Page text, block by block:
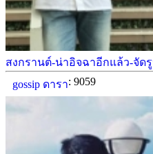
สงกรานต์-น่าอิจฉาอีกแล้ว-จั
gossip ดารา: 9059